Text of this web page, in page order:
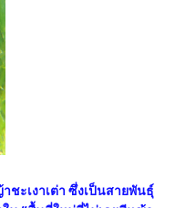
ชะเงาเต่า ซึ่งเป็นสายพันธุ์